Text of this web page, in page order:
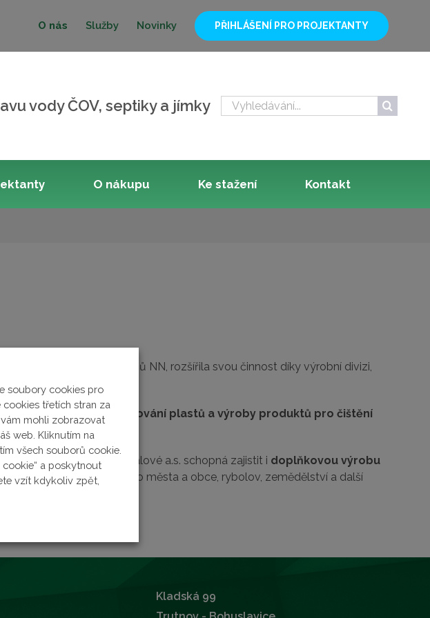
O nás Služby Novinky PŘIHLÁŠENÍ PRO PROJEKTANTY
vody ČOV, septiky a jímky Hledat:
O nákupu Ke stažení Kontakt
plastových rozvaděčů NN, rozšířila svou činnost díky výrobní divizi,
praxí v oblasti lisování plastů a výroby produktů pro čištění
ELPLAST Hradec Králové a.s. schopná zajistit i doplňkovou výrobu
z plastu využitelné pro města a obce, rybolov, zemědělství a další
Kladská 99
soubory cookies pro
třetích stran za
mohli zobrazovat
web. Kliknutím na
všech souborů cookie.
cookie“ a poskytnout
vzít kdykoliv zpět,